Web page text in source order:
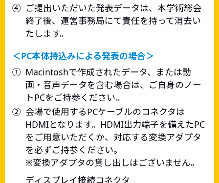
④ ご提出いただいた発表データは、本学術総会
終了後、運営事務局にて責任を持って消去い
たします。
＜PC本体持込みによる発表の場合＞
① Macintoshで作成されたデータ、または動
画・音声データを含む場合は、ご自身のノー
トPCをご持参ください。
② 会場で使用するPCケーブルのコネクタは
HDMIとなります。HDMI出力端子を備えたPC
をご用意いただくか、対応する変換アダプタ
を必ずご持参ください。
※変換アダプタの貸し出しはございません。
ディスプレイ接続コネクタ